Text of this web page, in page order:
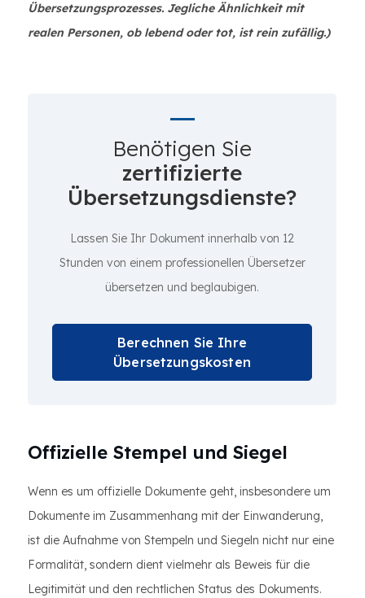
Übersetzungsprozesses. Jegliche Ähnlichkeit mit
realen Personen, ob lebend oder tot, ist rein zufällig.)
Benötigen Sie
zertifizierte
Übersetzungsdienste?
Lassen Sie Ihr Dokument innerhalb von 12
Stunden von einem professionellen Übersetzer
übersetzen und beglaubigen.
Berechnen Sie Ihre
Übersetzungskosten
Offizielle Stempel und Siegel
Wenn es um offizielle Dokumente geht, insbesondere um
Dokumente im Zusammenhang mit der Einwanderung,
ist die Aufnahme von Stempeln und Siegeln nicht nur eine
Formalität, sondern dient vielmehr als Beweis für die
Legitimität und den rechtlichen Status des Dokuments.